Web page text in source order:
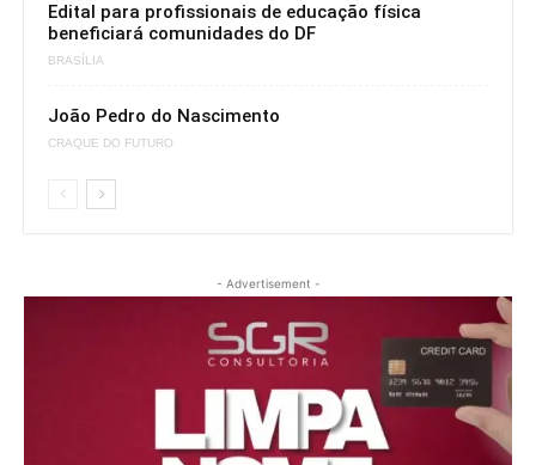
Edital para profissionais de educação física
beneficiará comunidades do DF
BRASÍLIA
João Pedro do Nascimento
CRAQUE DO FUTURO
- Advertisement -